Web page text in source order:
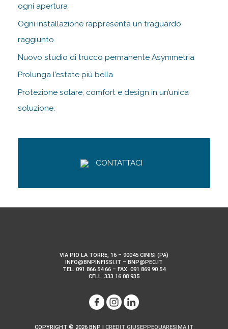
ogni apertura
Ogni installazione rappresenta un traguardo
raggiunto
Nuovo studio di trucco permanente Asymmetria
Prolunga l’estate più bella
Protezione solare, comfort e design in un’unica
soluzione.
CONTATTACI
VIA PIO LA TORRE, 16 – 90045 CINISI (PA)
INFO@BNPINFISSI.IT – BNP@PEC.IT
TEL. 091 866 54 66 – FAX. 091 869 90 54
CELL. 333 16 08 935
COPYRIGHT © 2026 BNP CREDIT GIUSEPPEQUARESIMA.IT